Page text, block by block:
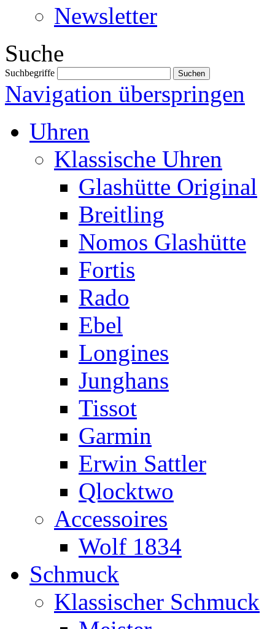
Newsletter
Suche
Suchbegriffe
Navigation überspringen
Uhren
Klassische Uhren
Glashütte Original
Breitling
Nomos Glashütte
Fortis
Rado
Ebel
Longines
Junghans
Tissot
Garmin
Erwin Sattler
Qlocktwo
Accessoires
Wolf 1834
Schmuck
Klassischer Schmuck